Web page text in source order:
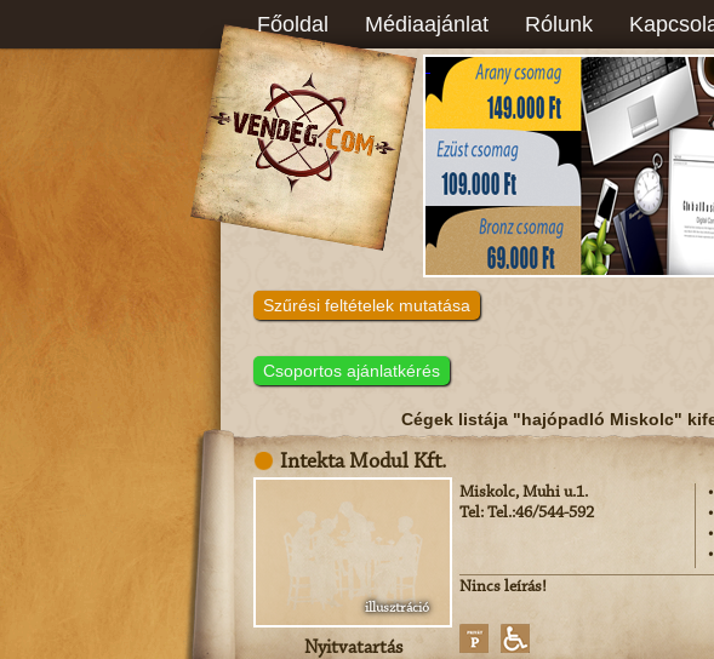
Főoldal Médiaajánlat Rólunk
Szűrési feltételek mutatása
Csoportos ajánlatkérés
Cégek listája "hajópadló Miskolc"
Intekta Modul Kft.
illusztráció
Nyitvatartás
Miskolc, Muhi u.1.
Tel: Tel.:46/544-592
Nincs leírás!